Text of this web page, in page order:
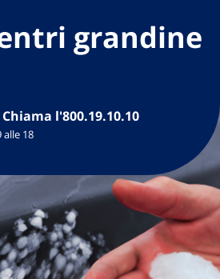
grandine
l'800.19.10.10
alle 18